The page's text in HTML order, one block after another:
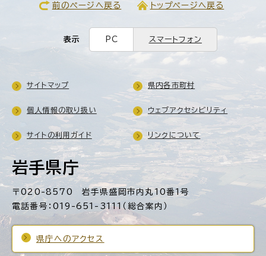
前のページへ戻る トップページへ戻る
表示 PC スマートフォン
岩手県庁
〒020-8570 岩手県盛岡市内丸10番1号
電話番号：019-651-3111（総合案内）
県庁へのアクセス
サイトマップ 県内各市町村
個人情報の取り扱い ウェブアクセシビリティ
サイトの利用ガイド リンクについて